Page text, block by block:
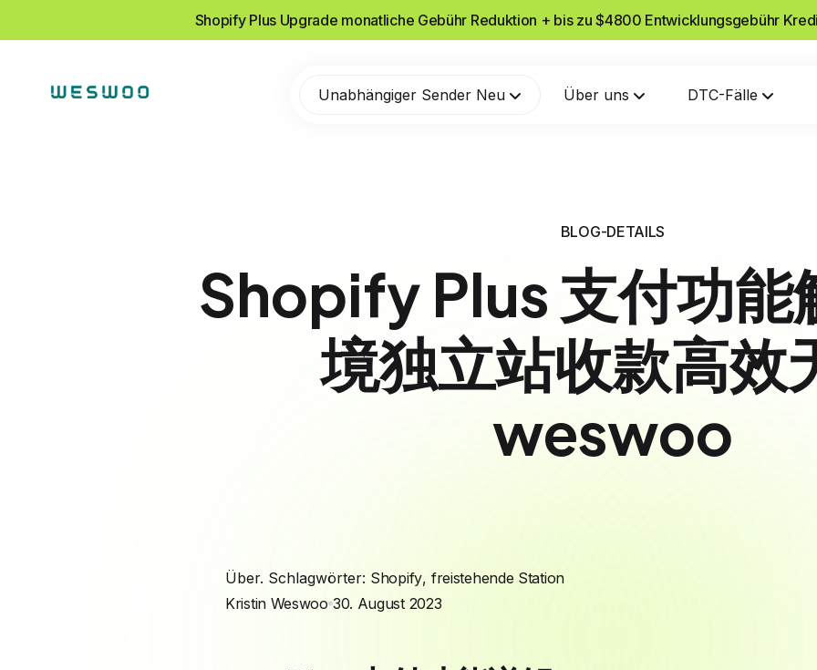
Shopify Plus Upgrade monatliche Gebühr Reduktion + bis zu $4800 Entwicklungsgebühr
Unabhängiger Sender Neu Über uns DTC-Fälle
BLOG-DETAILS
Shopify Plus 支付功能
境独立站收款高效
weswoo
Über. Schlagwörter: Shopify, freistehende Station
Kristin Weswoo 30. August 2023